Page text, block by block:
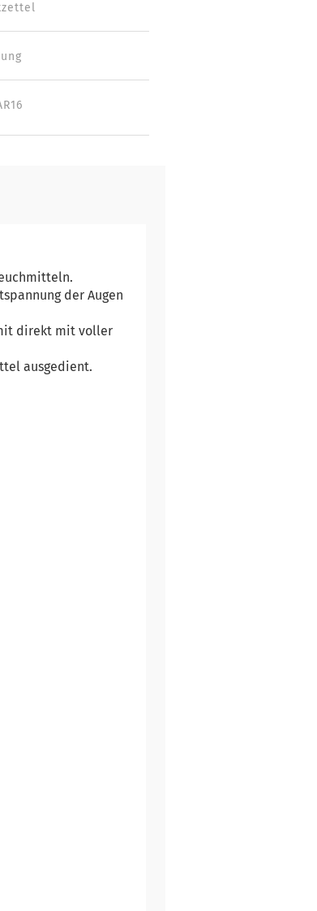
der Augen
direkt mit voller
ausgedient.